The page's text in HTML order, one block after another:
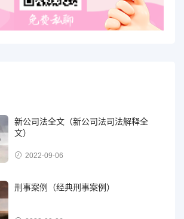
新公司法全文（新公司法司法解释全
文）
2022-09-06
刑事案例（经典刑事案例）